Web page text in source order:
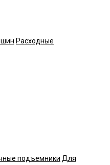
шин Расходные
подъемники Для